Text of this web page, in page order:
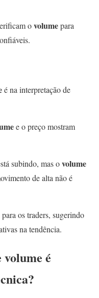
ovolumepara
é na interpretação de
e o preço mostram
subindo, mas ovolume
de alta não é
os traders, sugerindo
na tendência.
é